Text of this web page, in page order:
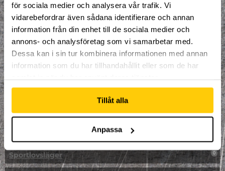
för sociala medier och analysera vår trafik. Vi
vidarebefordrar även sådana identifierare och annan
information från din enhet till de sociala medier och
annons- och analysföretag som vi samarbetar med.
Dessa kan i sin tur kombinera informationen med annan
information som du har tillhandahållit eller som de har
Tillåt alla
Anpassa
Mässa
NPF-Träning
Parkour
Påsk på Dome
Påsklovsläger 0
Skateboard 0
Sportlovsläger 0